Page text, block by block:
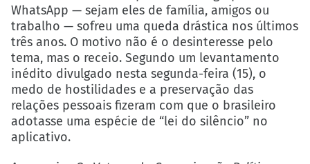
WhatsApp — sejam eles de família, amigos ou
trabalho — sofreu uma queda drástica nos últimos
três anos. O motivo não é o desinteresse pelo
tema, mas o receio. Segundo um levantamento
inédito divulgado nesta segunda-feira (15), o
medo de hostilidades e a preservação das
relações pessoais fizeram com que o brasileiro
adotasse uma espécie de “lei do silêncio” no
aplicativo.